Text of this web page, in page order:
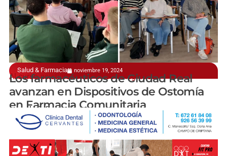
Salud & Farmacia noviembre 19, 2024
Al curso asistieron más de 30 colegiados
Los farmacéuticos de Ciudad Real
avanzan en Dispositivos de Ostomía
en Farmacia Comunitaria
manchainformacion.com